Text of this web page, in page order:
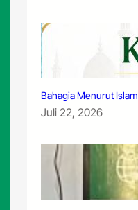
Bahagia Menurut Islam
Juli 22, 2026